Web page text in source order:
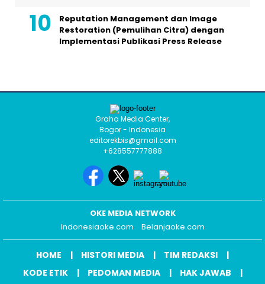
Reputation Management dan Image
Restoration (Pemulihan Citra) dengan
Implementasi Publikasi Press Release
Graha Media Center,
Bogor - Indonesia
editorekbis@gmail.com
+628557777888
OKE MEDIA NETWORK
Indonesiaoke.com
Belanjaoke.com
HOME HISTORI MEDIA
TIM REDAKSI
KODE ETIK
PEDOMAN MEDIA
HAK JAWAB